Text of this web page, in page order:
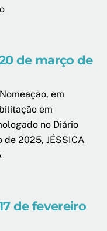
de março de
em
em
no Diário
de 2025, JÉSSICA
de fevereiro